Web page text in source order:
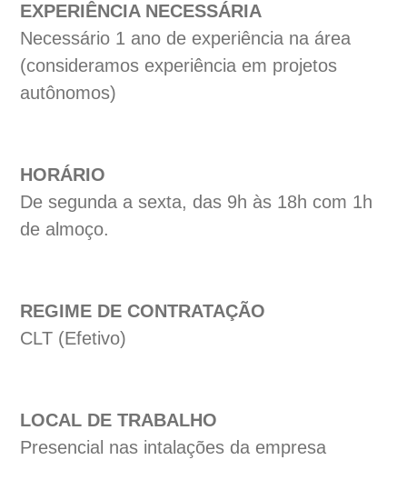
EXPERIÊNCIA NECESSÁRIA
Necessário 1 ano de experiência na área
(consideramos experiência em projetos
autônomos)
HORÁRIO
De segunda a sexta, das 9h às 18h com 1h
de almoço.
REGIME DE CONTRATAÇÃO
CLT (Efetivo)
LOCAL DE TRABALHO
Presencial nas intalações da empresa